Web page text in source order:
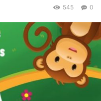
0
545